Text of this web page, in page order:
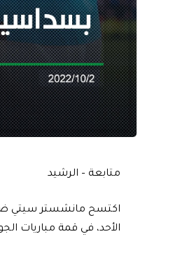
متابعة – الرشيد
الأحد، في قمة مباريات